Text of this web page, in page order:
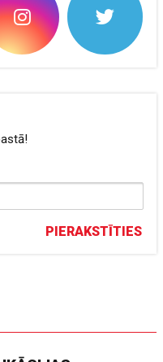
PIERAKSTĪTIES